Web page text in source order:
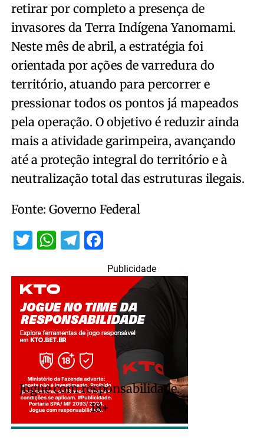
retirar por completo a presença de
invasores da Terra Indígena Yanomami.
Neste mês de abril, a estratégia foi
orientada por ações de varredura do
território, atuando para percorrer e
pressionar todos os pontos já mapeados
pela operação. O objetivo é reduzir ainda
mais a atividade garimpeira, avançando
até a proteção integral do território e à
neutralização total das estruturas ilegais.
Fonte: Governo Federal
Twitter
WhatsApp
Telegram
Facebook
Publicidade
Jogue com responsabilidade.
18+